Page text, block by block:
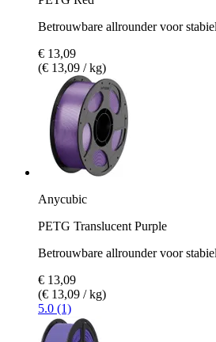
Betrouwbare allrounder voor
€ 13,09
(€ 13,09 / kg)
Anycubic
PETG Translucent Purple
Betrouwbare allrounder voor
€ 13,09
(€ 13,09 / kg)
5.0 (1)